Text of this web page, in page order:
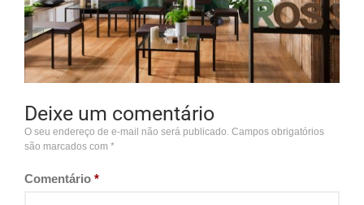
Deixe um comentário
O seu endereço de e-mail não será publicado. Campos obrigatórios
são marcados com *
Comentário *